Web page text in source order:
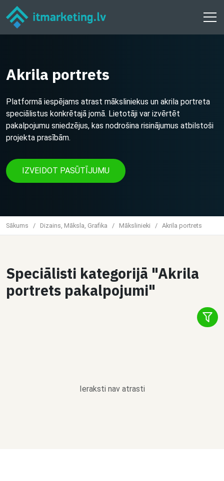
Akrila portrets
Platformā iespējams atrast māksliniekus un akrila portreta
speciālistus konkrētajā jomā. Lietotāji var izvērtēt
pakalpojumu sniedzējus, kas nodrošina risinājumus atbilstoši
projekta prasībām.
IZVEIDOT PASŪTĪJUMU
Sākums / Dizains, Māksla, Grafika / Mākslinieki / Akrila portrets
Speciālisti kategorijā "Akrila
portrets pakalpojumi"
Ieraksti nav atrasti